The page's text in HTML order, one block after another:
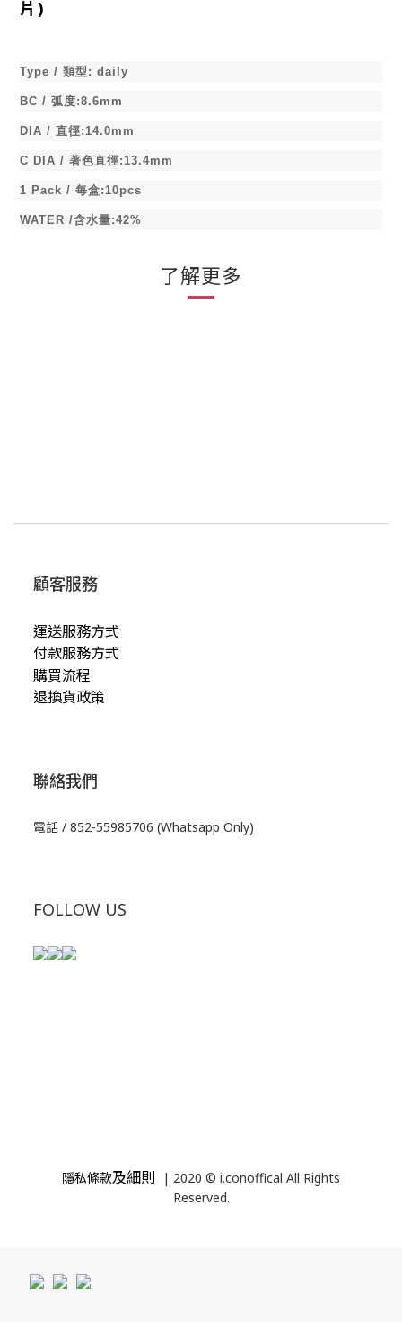
片)
Type / 類型 : daily
BC / 弧度:8.6mm
DIA / 直徑:14.0mm
C DIA / 著色直徑:13.4mm
1 Pack / 每盒:10pcs
WATER /含水量:42%
了解更多
顧客服務
運送服務方式
付款服務方式
購買流程
退換貨政策
聯絡我們
電話 / 852-55985706 (Whatsapp Only)
FOLLOW US
隱私條款及細則
| 2020 © i.conoffical All Rights
Reserved.